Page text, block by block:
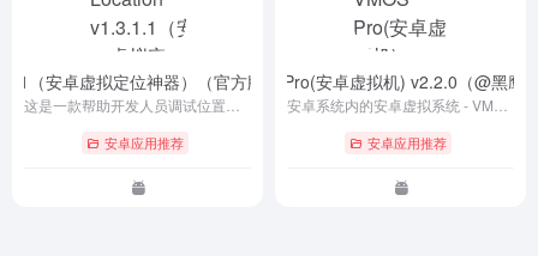
（安卓虚拟定位神器）（官方版+无需破解）- v1.3.1.1
安卓应用推荐
Android VMOS Pro(安卓虚拟机) v2.2.0（@黑鹰
安卓应用推荐